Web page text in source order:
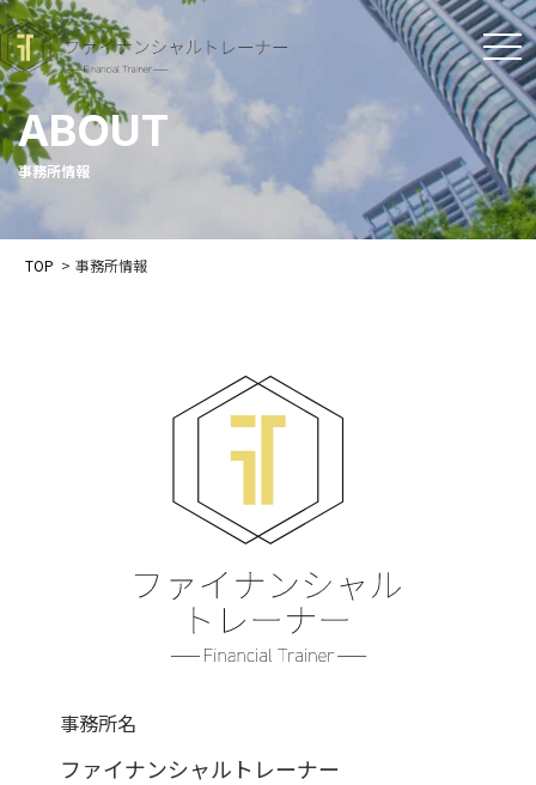
t
o
g
g
l
e
ABOUT
事務所情報
TOP > 事務所情報
事務所名
ファイナンシャルトレーナー